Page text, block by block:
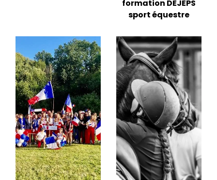
formation DEJEPS
sport équestre